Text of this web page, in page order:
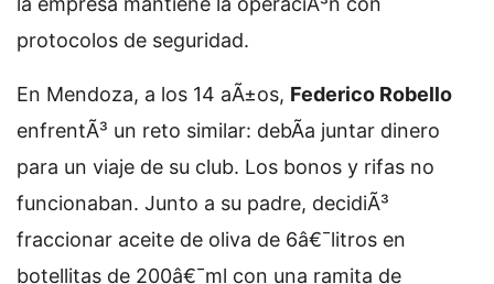
protocolos de seguridad.
En Mendoza, a los 14 aÃ±os, Federico Robello
enfrentÃ³ un reto similar: debÃ­a juntar dinero
para un viaje de su club. Los bonos y rifas no
funcionaban. Junto a su padre, decidiÃ³
fraccionar aceite de oliva de 6â€¯litros en
botellitas de 200â€¯ml con una ramita de